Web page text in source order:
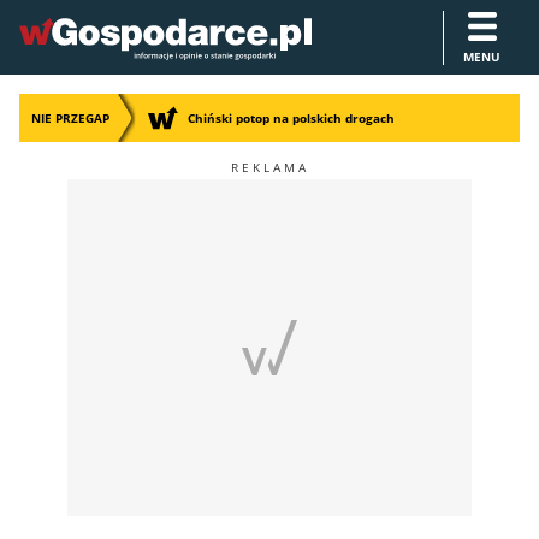
MENU
NIE PRZEGAP Chiński potop na polskich drogach